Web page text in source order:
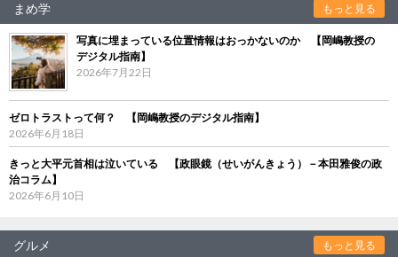
まめ学 もっと見る
写真に埋まっている位置情報はおっかないのか 【岡嶋教授の
デジタル指南】
2026年7月22日
ゼロトラストって何？ 【岡嶋教授のデジタル指南】
2026年6月18日
きっと大平元首相は泣いている 【政眼鏡（せいがんきょう）－本田雅俊の政
治コラム】
2026年6月10日
グルメ もっと見る